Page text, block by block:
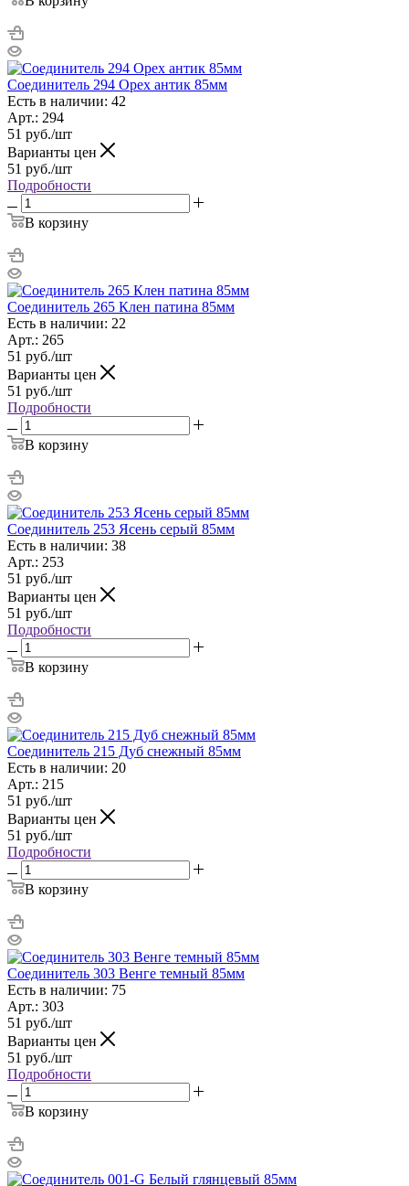
Соединитель 294 Орех антик 85мм
Есть в наличии: 42
Арт.: 294
51 руб./шт
Варианты цен
51 руб./шт
Подробности
В корзину
Соединитель 265 Клен патина 85мм
Есть в наличии: 22
Арт.: 265
51 руб./шт
Варианты цен
51 руб./шт
Подробности
В корзину
Соединитель 253 Ясень серый 85мм
Есть в наличии: 38
Арт.: 253
51 руб./шт
Варианты цен
51 руб./шт
Подробности
В корзину
Соединитель 215 Дуб снежный 85мм
Есть в наличии: 20
Арт.: 215
51 руб./шт
Варианты цен
51 руб./шт
Подробности
В корзину
Соединитель 303 Венге темный 85мм
Есть в наличии: 75
Арт.: 303
51 руб./шт
Варианты цен
51 руб./шт
Подробности
В корзину